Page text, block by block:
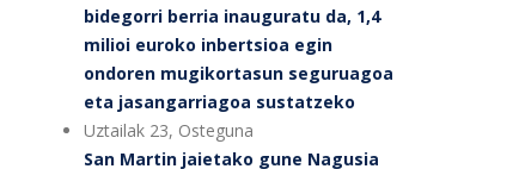
bidegorri berria inauguratu da, 1,4
milioi euroko inbertsioa egin
ondoren mugikortasun seguruagoa
eta jasangarriagoa sustatzeko
Uztailak 23, Osteguna
San Martin jaietako gune Nagusia